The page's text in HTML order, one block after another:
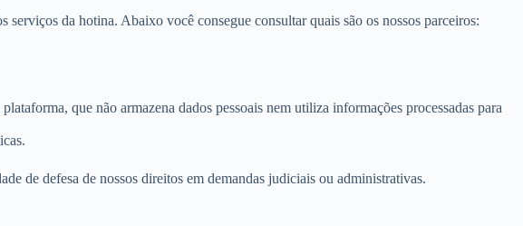
serviços da hotina. Abaixo você consegue consultar quais são os nossos parceiros:
que não armazena dados pessoais nem utiliza informações processadas para
de defesa de nossos direitos em demandas judiciais ou administrativas.